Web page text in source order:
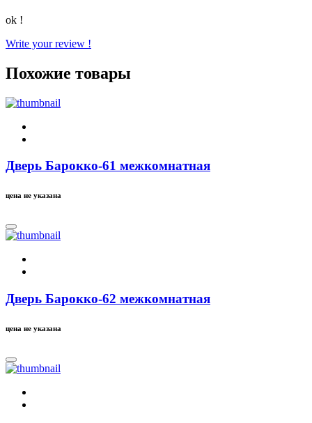
ok !
Write your review !
Похожие товары
Дверь Барокко-61 межкомнатная
цена не указана
Дверь Барокко-62 межкомнатная
цена не указана